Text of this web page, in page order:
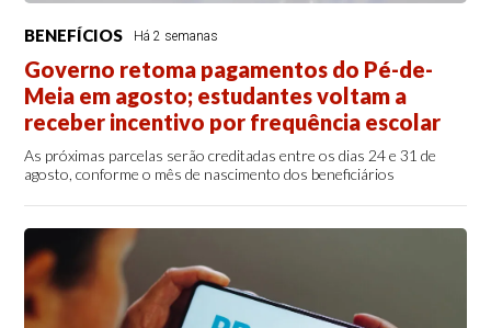
BENEFÍCIOS Há 2 semanas
Governo retoma pagamentos do Pé-de-
Meia em agosto; estudantes voltam a
receber incentivo por frequência escolar
As próximas parcelas serão creditadas entre os dias 24 e 31 de
agosto, conforme o mês de nascimento dos beneficiários